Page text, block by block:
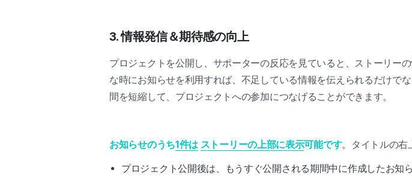
3. 情報発信＆期待感の向上
プロジェクトを公開し、サポーターの反応を見ていると、ストーリー
な時にお知らせを利用すれば、不足している情報を伝えられるだけで
間を短縮して、プロジェクトへの参加につなげることができます。
お知らせのうち1件は ストーリーの上部に表示可能です。タイトルの右
プロジェクト公開後は、もうすぐ公開される期間中に作成したお知